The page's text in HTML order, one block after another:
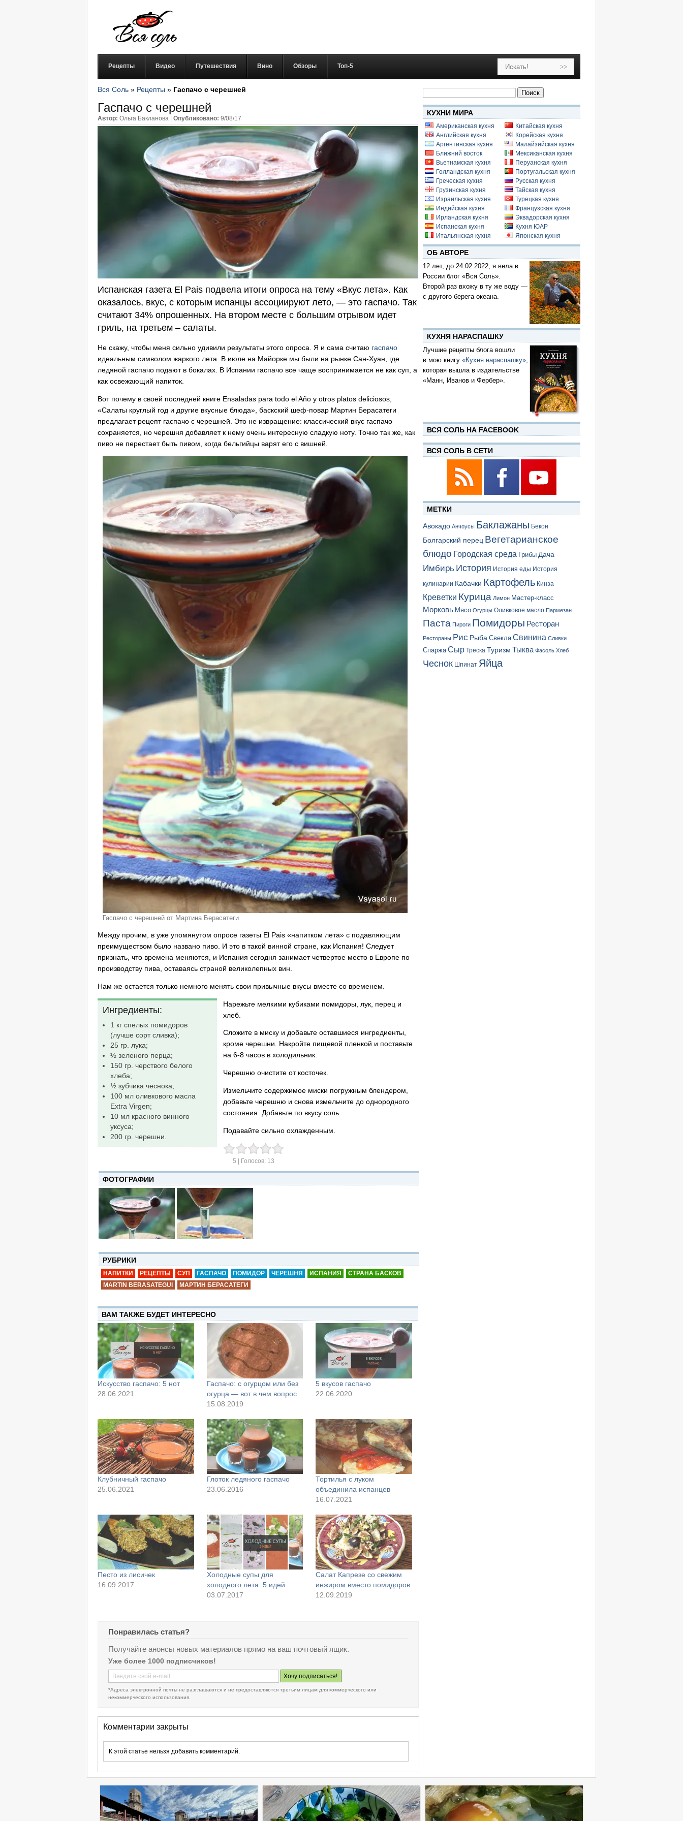
Рецепты Видео Путешествия Вино Обзоры Топ-5
Вся Соль » Рецепты » Гаспачо с черешней
Гаспачо с черешней
Автор: Ольга Бакланова | Опубликовано: 9/08/17
Испанская газета El Pais подвела итоги опроса на тему «Вкус лета». Как
оказалось, вкус, с которым испанцы ассоциируют лето, — это гаспачо. Так
считают 34% опрошенных. На втором месте с большим отрывом идет
гриль, на третьем – салаты.
Не скажу, чтобы меня сильно удивили результаты этого опроса. Я и сама считаю гаспачо
идеальным символом жаркого лета. В июле на Майорке мы были на рынке Сан-Хуан, где
ледяной гаспачо подают в бокалах. В Испании гаспачо все чаще воспринимается не как суп, а
как освежающий напиток.
Вот почему в своей последней книге Ensaladas para todo el Año y otros platos deliciosos,
«Салаты круглый год и другие вкусные блюда», баскский шеф-повар Мартин Берасатеги
предлагает рецепт гаспачо с черешней. Это не извращение: классический вкус гаспачо
сохраняется, но черешня добавляет к нему очень интересную сладкую ноту. Точно так же, как
пиво не перестает быть пивом, когда бельгийцы варят его с вишней.
Гаспачо с черешней от Мартина Берасатеги
Между прочим, в уже упомянутом опросе газеты El Pais «напитком лета» с подавляющим
преимуществом было названо пиво. И это в такой винной стране, как Испания! Следует
признать, что времена меняются, и Испания сегодня занимает четвертое место в Европе по
производству пива, оставаясь страной великолепных вин.
Нам же остается только немного менять свои привычные вкусы вместе со временем.
Ингредиенты:
1 кг спелых помидоров
(лучше сорт сливка);
25 гр. лука;
½ зеленого перца;
150 гр. черствого белого
хлеба;
½ зубчика чеснока;
100 мл оливкового масла
Extra Virgen;
10 мл красного винного
уксуса;
200 гр. черешни.
Нарежьте мелкими кубиками помидоры, лук, перец и
хлеб.
Сложите в миску и добавьте оставшиеся ингредиенты,
кроме черешни. Накройте пищевой пленкой и поставьте
на 6-8 часов в холодильник.
Черешню очистите от косточек.
Измельчите содержимое миски погружным блендером,
добавьте черешню и снова измельчите до однородного
состояния. Добавьте по вкусу соль.
Подавайте сильно охлажденным.
5 | Голосов: 13
ФОТОГРАФИИ
РУБРИКИ
НАПИТКИ РЕЦЕПТЫ СУП ГАСПАЧО ПОМИДОР ЧЕРЕШНЯ ИСПАНИЯ
СТРАНА БАСКОВ
MARTIN BERASATEGUI
МАРТИН БЕРАСАТЕГИ
ВАМ ТАКЖЕ БУДЕТ ИНТЕРЕСНО
Искусство гаспачо: 5 нот
28.06.2021
Гаспачо: с огурцом или без
огурца — вот в чем вопрос
15.08.2019
5 вкусов гаспачо
22.06.2020
Клубничный гаспачо
25.06.2021
Глоток ледяного гаспачо
23.06.2016
Тортилья с луком
объединила испанцев
16.07.2021
Песто из лисичек
16.09.2017
Холодные супы для
холодного лета: 5 идей
03.07.2017
Салат Капрезе со свежим
инжиром вместо помидоров
12.09.2019
Понравилась статья?
Получайте анонсы новых материалов прямо на ваш почтовый ящик.
Уже более 1000 подписчиков!
*Адреса электронной почты не разглашаются и не предоставляются третьим лицам для коммерческого или
некоммерческого использования.
Комментарии закрыты
К этой статье нельзя добавить комментарий.
Найти:
КУХНИ МИРА
Американская кухня
Английская кухня
Аргентинская кухня
Ближний восток
Вьетнамская кухня
Голландская кухня
Греческая кухня
Грузинская кухня
Израильская кухня
Индийская кухня
Ирландская кухня
Испанская кухня
Итальянская кухня
Китайская кухня
Корейская кухня
Малайзийская кухня
Мексиканская кухня
Перуанская кухня
Португальская кухня
Русская кухня
Тайская кухня
Турецкая кухня
Французская кухня
Эквадорская кухня
Кухня ЮАР
Японская кухня
ОБ АВТОРЕ
12 лет, до 24.02.2022, я вела в
России блог «Вся Соль».
Второй раз вхожу в ту же воду —
с другого берега океана.
КУХНЯ НАРАСПАШКУ
Лучшие рецепты блога вошли
в мою книгу «Кухня нараспашку»,
которая вышла в издательстве
«Манн, Иванов и Фербер».
ВСЯ СОЛЬ НА FACEBOOK
ВСЯ СОЛЬ В СЕТИ
МЕТКИ
Авокадо Анчоусы Баклажаны Бекон
Болгарский перец Вегетарианское
блюдо Городская среда Грибы Дача
Имбирь История История еды История
кулинарии Кабачки Картофель Кинза
Креветки Курица Лимон Мастер-класс
Морковь Мясо Огурцы Оливковое масло Пармезан
Паста Пироги Помидоры Ресторан
Рестораны Рис Рыба Свекла Свинина Сливки
Спаржа Сыр Треска Туризм Тыква Фасоль Хлеб
Чеснок Шпинат Яйца